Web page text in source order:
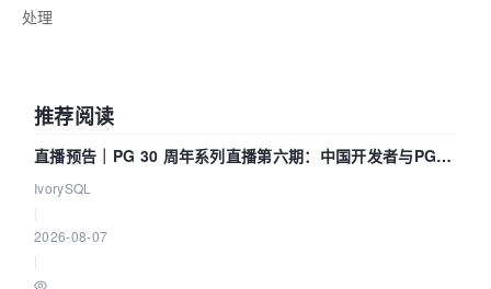
处理
推荐阅读
直播预告｜PG 30 周年系列直播第六期：中国开发者与PG内
核——我们改得动吗？我们贡献了什么？
IvorySQL
2026-08-07